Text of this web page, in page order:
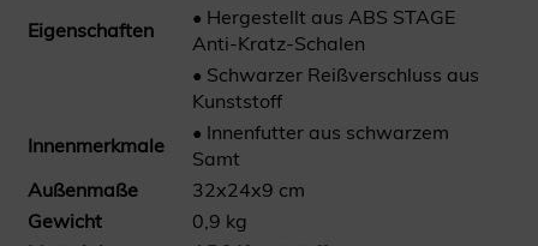
Eigenschaften
• Hergestellt aus ABS STAGE
Anti-Kratz-Schalen
• Schwarzer Reißverschluss aus
Kunststoff
Innenmerkmale
• Innenfutter aus schwarzem
Samt
Außenmaße
32x24x9 cm
Gewicht
0,9 kg